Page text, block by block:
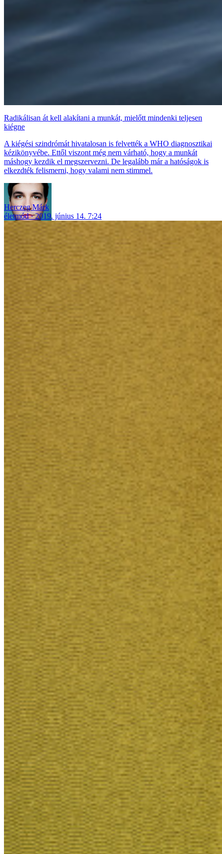
Radikálisan át kell alakítani a munkát, mielőtt mindenki teljesen
kiégne
A kiégési szindrómát hivatalosan is felvették a WHO diagnosztikai
kézikönyvébe. Ettől viszont még nem várható, hogy a munkát
máshogy kezdik el megszervezni. De legalább már a hatóságok is
elkezdték felismerni, hogy valami nem stimmel.
Herczeg Márk
életmód
2019. június 14. 7:24